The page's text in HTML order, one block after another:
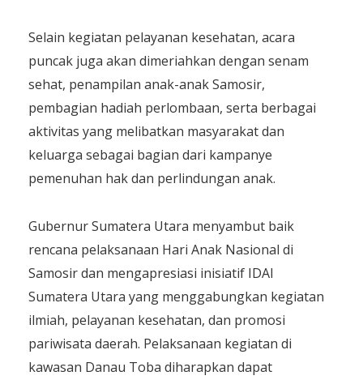
Selain kegiatan pelayanan kesehatan, acara
puncak juga akan dimeriahkan dengan senam
sehat, penampilan anak-anak Samosir,
pembagian hadiah perlombaan, serta berbagai
aktivitas yang melibatkan masyarakat dan
keluarga sebagai bagian dari kampanye
pemenuhan hak dan perlindungan anak.
Gubernur Sumatera Utara menyambut baik
rencana pelaksanaan Hari Anak Nasional di
Samosir dan mengapresiasi inisiatif IDAI
Sumatera Utara yang menggabungkan kegiatan
ilmiah, pelayanan kesehatan, dan promosi
pariwisata daerah. Pelaksanaan kegiatan di
kawasan Danau Toba diharapkan dapat